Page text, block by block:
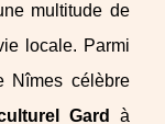
multitude de
locale. Parmi
Nîmes célèbre
Gard
à